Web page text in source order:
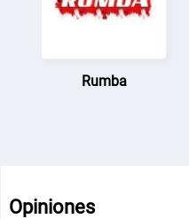
Rumba
Opiniones